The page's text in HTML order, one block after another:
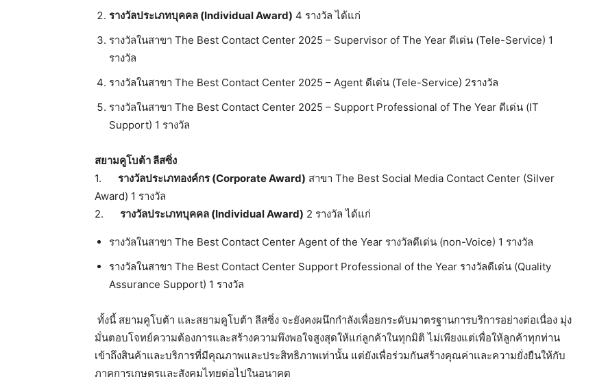
รางวัลประเภทบุคคล (Individual Award) 4 รางวัล ได้แก่
รางวัลในสาขา The Best Contact Center 2025 – Supervisor of The Year ดีเด่น (Tele-Service) 1
รางวัล
รางวัลในสาขา The Best Contact Center 2025 – Agent ดีเด่น (Tele-Service) 2รางวัล
รางวัลในสาขา The Best Contact Center 2025 – Support Professional of The Year ดีเด่น (IT
Support) 1 รางวัล
สยามคูโบต้า ลีสซิ่ง
1. ​ ​ ​ ​ ​ รางวัลประเภทองค์กร (Corporate Award) สาขา The Best Social Media Contact Center (Silver
Award) 1 รางวัล
2. ​ ​ ​ ​ ​ รางวัลประเภทบุคคล (Individual Award) 2 รางวัล ได้แก่
รางวัลในสาขา The Best Contact Center Agent of the Year รางวัลดีเด่น (non-Voice) 1 รางวัล
รางวัลในสาขา The Best Contact Center Support Professional of the Year รางวัลดีเด่น (Quality
Assurance Support) 1 รางวัล
ทั้งนี้ สยามคูโบต้า และสยามคูโบต้า ลีสซิ่ง จะยังคงผนึกกำลังเพื่อยกระดับมาตรฐานการบริการอย่าง​ต่อเน​ื่อง มุ่ง
มั่นตอบโจทย์ความต้องการและสร้างความพึงพอใจสูง​สุดให​้แก่ล​ูกค้า​ในทุก​มิติ ไม่เพียงแต่เพื่อให้ลูกค้าทุกท่าน
เข้าถึงสินค้าและบ​ริการ​ที่มี​คุณภา​พและป​ระสิท​ธิภาพ​เท่าน​ั้น แต่ยังเพื่อร่วมกันสร้างคุณค่าและความยั่งยืนให้กับ​
ภาคกา​รเกษต​รและส​ังคมไ​ทยต่อ​ไปในอ​นาคต